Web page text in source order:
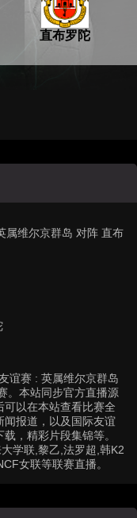
直布罗陀
属维尔京群岛 对阵 直布
谊赛 : 英属维尔京群岛
。本站同步官方直播源
以在本站查看比赛全
闻报道，以及国际友谊
，精彩片段集锦等。
学联,黎乙,法罗超,韩K2
女联等联赛直播。